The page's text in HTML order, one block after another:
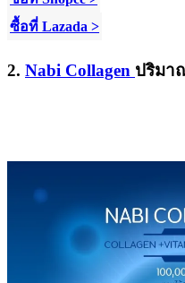
ซื้อที่ Lazada >
2. Nabi Collagen ปริมา